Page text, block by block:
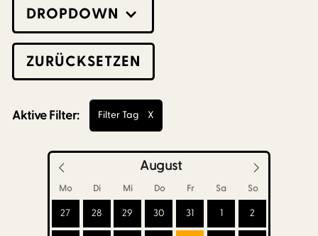
DROPDOWN
ZURÜCKSETZEN
Aktive Filter: Filter Tag X
August
Mo Di Mi Do Fr Sa So
27 28 29 30 31 1 2